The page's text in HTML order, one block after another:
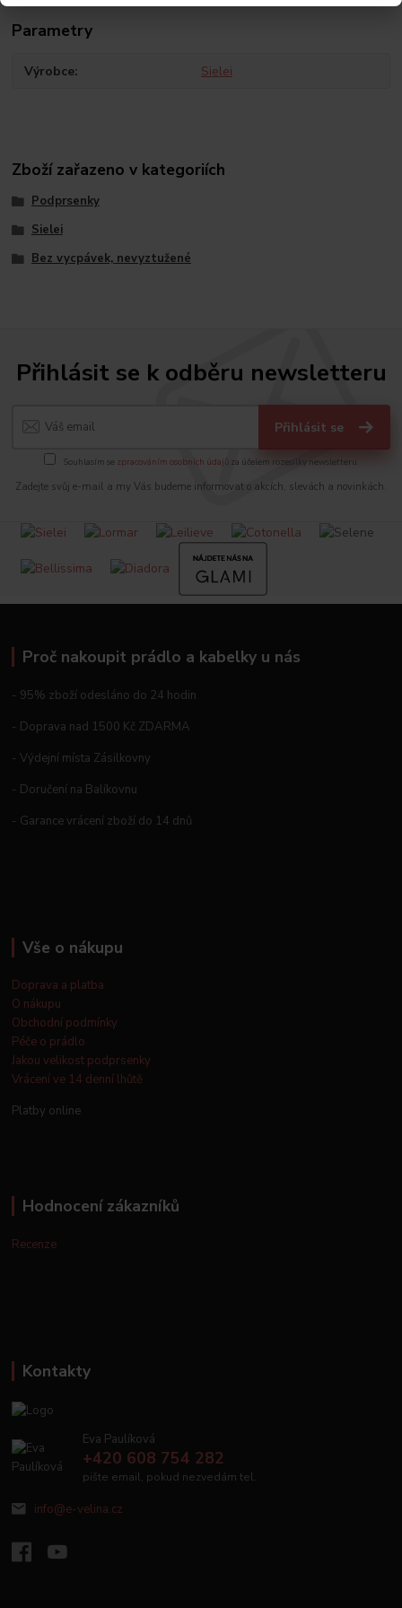
Parametry
Výrobce Sielei
Zboží zařazeno v kategoriích
Podprsenky
Sielei
Bez vycpávek, nevyztužené
Přihlásit se k odběru newsletteru
Přihlásit se
Souhlasím se zpracováním osobních údajů za účelem rozesílky newsletteru.
Zadejte svůj e-mail a my Vás budeme informovat o akcích, slevách a novinkách.
Proč nakoupit prádlo a kabelky u nás
- 95% zboží odesláno do 24 hodin
- Doprava nad 1500 Kč ZDARMA
- Výdejní místa Zásilkovny
- Doručení na Balíkovnu
- Garance vrácení zboží do 14 dnů
Vše o nákupu
Doprava a platba
O nákupu
Obchodní podmínky
Péče o prádlo
Jakou velikost podprsenky
Vrácení ve 14 denní lhůtě
Platby online
Hodnocení zákazníků
Recenze
Kontakty
Eva Paulíková
+420 608 754 282
pište email, pokud nezvedám tel.
info@e-velina.cz